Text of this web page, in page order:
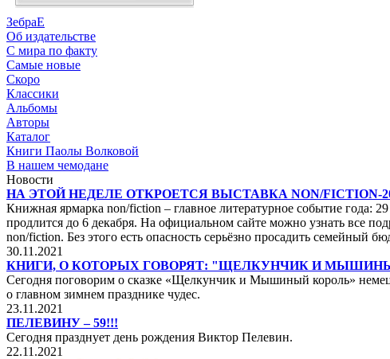
ЗебраЕ
Об издательстве
С мира по факту
Самые новые
Скоро
Классики
Альбомы
Авторы
Каталог
Книги Паолы Волковой
В нашем чемодане
Новости
НА ЭТОЙ НЕДЕЛЕ ОТКРОЕТСЯ ВЫСТАВКА NON/FICTION-
Книжная ярмарка non/fiction – главное литературное событие года:
продлится до 6 декабря. На официальном сайте можно узнать все
non/fiction. Без этого есть опасность серьёзно просадить семейный
30.11.2021
КНИГИ, О КОТОРЫХ ГОВОРЯТ: "ЩЕЛКУНЧИК И
Сегодня поговорим о сказке «Щелкунчик и Мышиный король»
о главном зимнем празднике чудес.
23.11.2021
ПЕЛЕВИНУ – 59!!!
Сегодня празднует день рождения Виктор Пелевин.
22.11.2021